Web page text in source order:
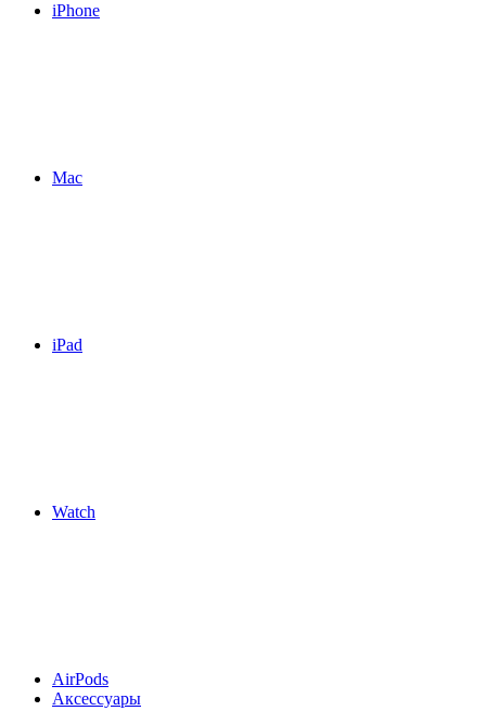
iPhone
Mac
iPad
Watch
AirPods
Аксессуары